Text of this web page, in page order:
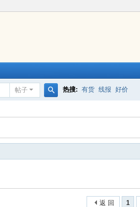
帖子
索
热搜: 有货 线报 好价
1
返 回